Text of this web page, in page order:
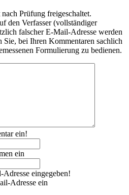
Prüfung freigeschaltet.
den Verfasser (vollständiger
falscher E-Mail-Adresse werden
bei Ihren Kommentaren sachlich
Formulierung zu bedienen.
ein!
ein
eingegeben!
Adresse ein